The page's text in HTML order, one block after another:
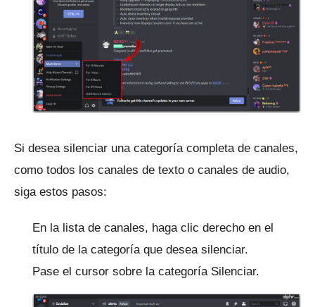
Si desea silenciar una categoría completa de canales,
como todos los canales de texto o canales de audio,
siga estos pasos:
En la lista de canales, haga clic derecho en el
título de la categoría que desea silenciar.
Pase el cursor sobre la categoría Silenciar.